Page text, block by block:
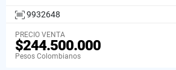
9932648
PRECIO VENTA
$244.500.000
Pesos Colombianos